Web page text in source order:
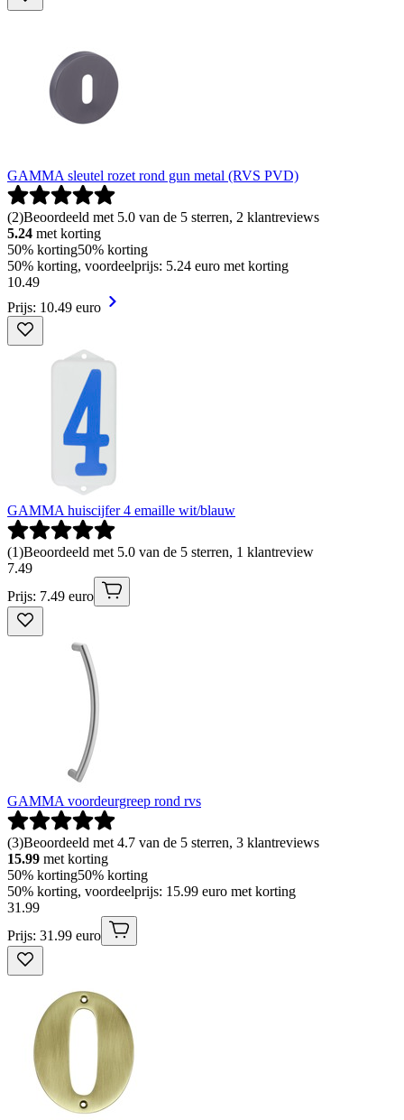
GAMMA sleutel rozet rond gun metal (RVS PVD)
(2)Beoordeeld met 5.0 van de 5 sterren, 2 klantreviews
5.24 met korting
50% korting50% korting
50% korting, voordeelprijs: 5.24 euro met korting
10.49
Prijs: 10.49 euro
GAMMA huiscijfer 4 emaille wit/blauw
(1)Beoordeeld met 5.0 van de 5 sterren, 1 klantreview
7.49
Prijs: 7.49 euro
GAMMA voordeurgreep rond rvs
(3)Beoordeeld met 4.7 van de 5 sterren, 3 klantreviews
15.99 met korting
50% korting50% korting
50% korting, voordeelprijs: 15.99 euro met korting
31 .99
Prijs: 31.99 euro